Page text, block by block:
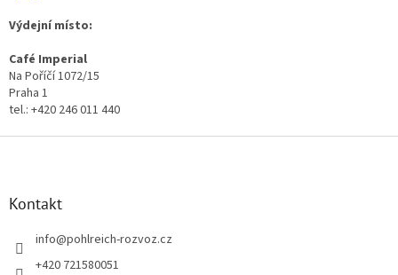
Výdejní místo:
Café Imperial
Na Poříčí 1072/15
Praha 1
tel.: +420 246 011 440
Z
Kontakt
info@pohlreich-rozvoz.cz
+420 721580051